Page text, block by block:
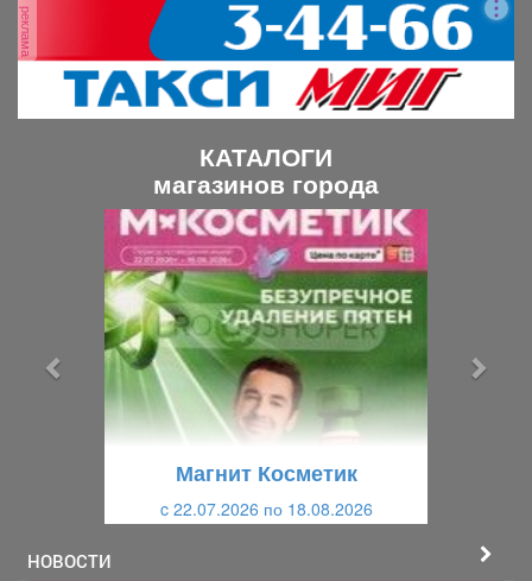
реклама
КАТАЛОГИ
магазинов города
Магнит Косметик
c 22.07.2026 по 18.08.2026
НОВОСТИ